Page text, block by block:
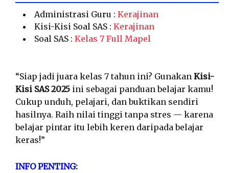
Administrasi Guru : Kerajinan
Kisi-Kisi Soal SAS : Kerajinan
Soal SAS : Kelas 7 Full Mapel
“Siap jadi juara kelas 7 tahun ini? Gunakan Kisi-
Kisi SAS 2025 ini sebagai panduan belajar kamu!
Cukup unduh, pelajari, dan buktikan sendiri
hasilnya. Raih nilai tinggi tanpa stres — karena
belajar pintar itu lebih keren daripada belajar
keras!”
INFO PENTING: